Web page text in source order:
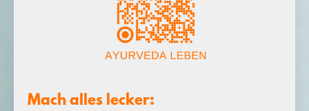
Mach alles lecker: